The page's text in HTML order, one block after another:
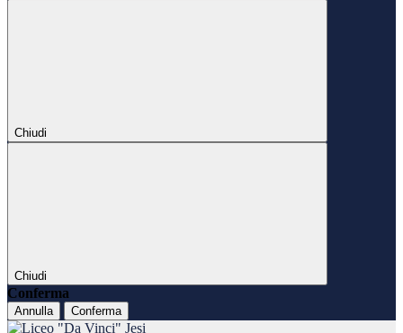
Chiudi
Chiudi
Conferma
Annulla Conferma